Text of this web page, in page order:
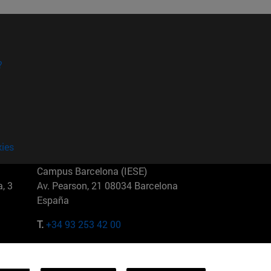
3
Campus Barcelona (IESE)
Av. Pearson, 21 08034 Barcelona
España
T.+34 93 253 42 00